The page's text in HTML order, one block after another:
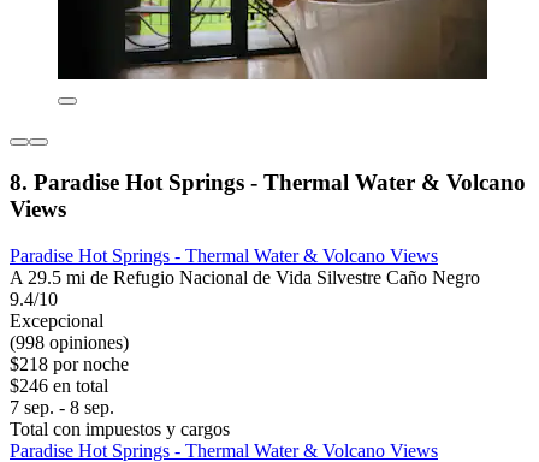
8. Paradise Hot Springs - Thermal Water & Volcano
Views
Paradise Hot Springs - Thermal Water & Volcano Views
A 29.5 mi de Refugio Nacional de Vida Silvestre Caño Negro
9.4/10
Excepcional
(998 opiniones)
$218 por noche
$246 en total
7 sep. - 8 sep.
Total con impuestos y cargos
Paradise Hot Springs - Thermal Water & Volcano Views